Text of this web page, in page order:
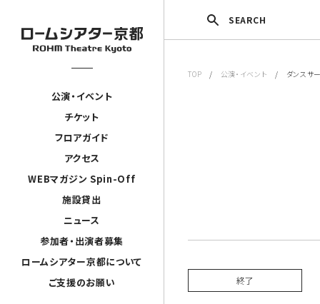
公演・イベント
チケット
フロアガイド
アクセス
WEBマガジン Spin-Off
施設貸出
ニュース
参加者・出演者募集
ロームシアター京都について
ご支援のお願い
SEARCH
TOP / 公演・イベント / ダンスサー
終了